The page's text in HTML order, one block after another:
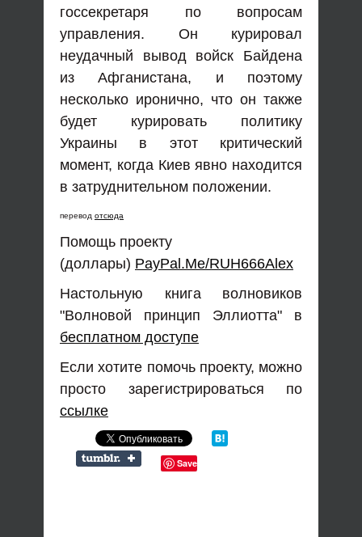
госсекретаря по вопросам
управления. Он курировал
неудачный вывод войск Байдена
из Афганистана, и поэтому
несколько иронично, что он также
будет курировать политику
Украины в этот критический
момент, когда Киев явно находится
в затруднительном положении.
перевод отсюда
Помощь проекту
(доллары) PayPal.Me/RUH666Alex
Настольную книга волновиков
"Волновой принцип Эллиотта" в
бесплатном доступе
Если хотите помочь проекту, можно
просто зарегистрироваться по
ссылке
Save